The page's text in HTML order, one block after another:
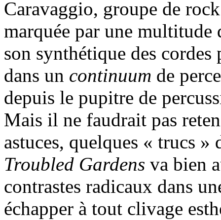
Caravaggio, groupe de
marquée par une
son synthétique des
dans un continuum de
depuis le pupitre de
Mais il ne faudrait pas
astuces, quelques « trucs »
Troubled Gardens va bien
contrastes radicaux dans
échapper à tout clivage